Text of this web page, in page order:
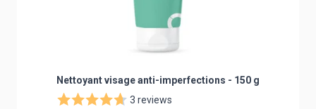
Nettoyant visage anti-imperfections - 150 g
3 reviews